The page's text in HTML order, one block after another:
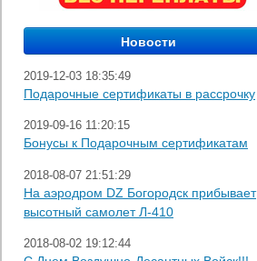
2019-12-03 18:35:49
Подарочные сертификаты в рассрочку
2019-09-16 11:20:15
Бонусы к Подарочным сертификатам
2018-08-07 21:51:29
На аэродром DZ Богородск прибывает
высотный самолет Л-410
2018-08-02 19:12:44